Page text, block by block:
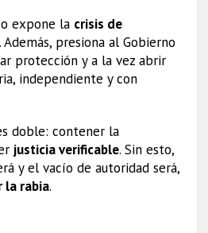
expone la crisis de
Además, presiona al Gobierno
protección y a la vez abrir
independiente y con
doble: contener la
justicia verificable. Sin esto,
y el vacío de autoridad será,
la rabia.